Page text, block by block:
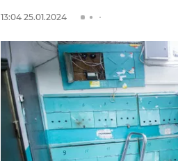
13:04 25.01.2024